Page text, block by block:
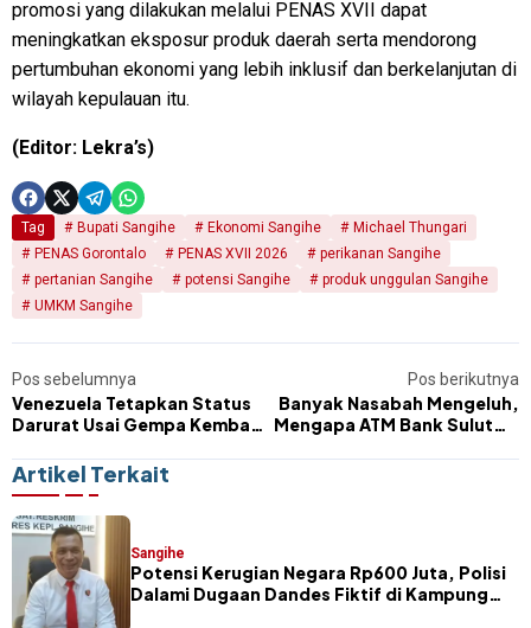
promosi yang dilakukan melalui PENAS XVII dapat
meningkatkan eksposur produk daerah serta mendorong
pertumbuhan ekonomi yang lebih inklusif dan berkelanjutan di
wilayah kepulauan itu.
(Editor: Lekra’s)
Tag Bupati Sangihe Ekonomi Sangihe
Michael Thungari
PENAS Gorontalo
PENAS XVII 2026
perikanan Sangihe
pertanian Sangihe
potensi Sangihe
produk unggulan Sangihe
UMKM Sangihe
Pos sebelumnya
Venezuela Tetapkan Status
Darurat Usai Gempa Kembar
Pos berikutnya
Banyak Nasabah Mengeluh,
Mengapa ATM Bank SulutGo
Artikel Terkait
Sangihe
Potensi Kerugian Negara Rp600 Juta, Polisi
Dalami Dugaan Dandes Fiktif di Kampung